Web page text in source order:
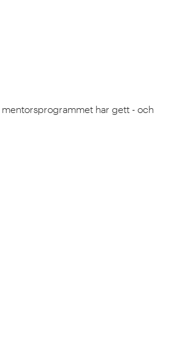
har gett - och